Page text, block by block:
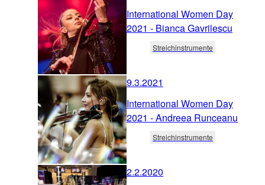
International Women Day
2021 - Bianca Gavrilescu
Streichinstrumente
9.3.2021
International Women Day
2021 - Andreea Runceanu
Streichinstrumente
2.2.2020